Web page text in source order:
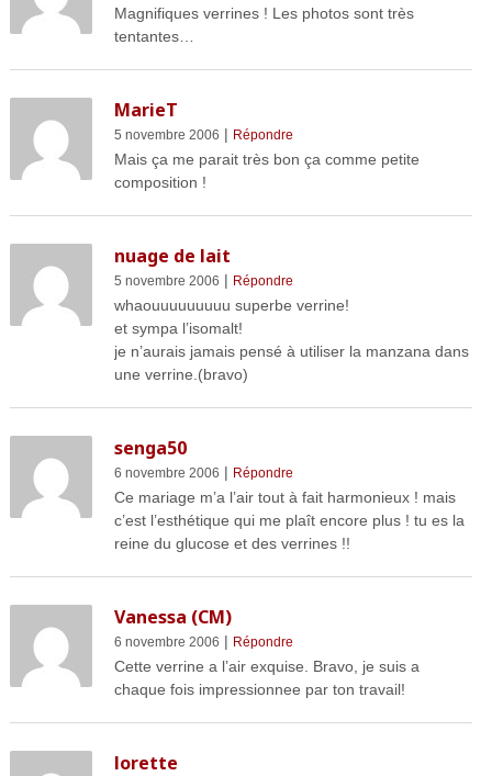
Magnifiques verrines ! Les photos sont très
tentantes…
MarieT
5 novembre 2006 | Répondre
Mais ça me parait très bon ça comme petite
composition !
nuage de lait
5 novembre 2006 | Répondre
whaouuuuuuuuu superbe verrine!
et sympa l’isomalt!
je n’aurais jamais pensé à utiliser la manzana dans
une verrine.(bravo)
senga50
6 novembre 2006 | Répondre
Ce mariage m’a l’air tout à fait harmonieux ! mais
c’est l’esthétique qui me plaît encore plus ! tu es la
reine du glucose et des verrines !!
Vanessa (CM)
6 novembre 2006 | Répondre
Cette verrine a l’air exquise. Bravo, je suis a
chaque fois impressionnee par ton travail!
lorette